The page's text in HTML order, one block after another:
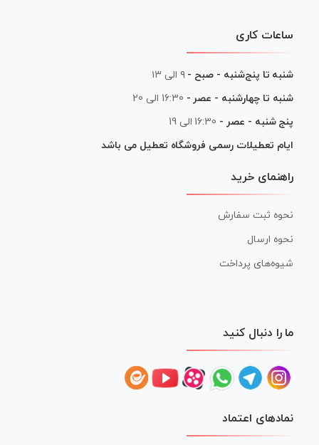
ساعات کاری
شنبه تا پنج‌شنبه - صبح - ۹ الی ۱۳
شنبه تا چهارشنبه - عصر - 16:30 الی 20
پنج شنبه - عصر - 16:30 الی 19
ایام تعطیلات رسمی فروشگاه تعطیل می باشد
راهنمای خرید
نحوه ثبت سفارش
نحوه ارسال
شیوه‌های پرداخت
ما را دنبال کنید
نمادهای اعتماد